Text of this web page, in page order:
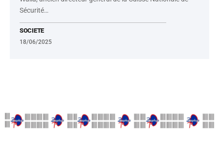
Sécurité…
SOCIETE
18/06/2025